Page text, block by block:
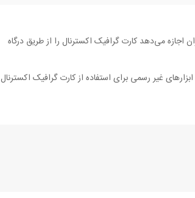
اجازه می‌دهد کارت‌ گرافیک اکسترنال را از طریق درگاه
غیر رسمی برای استفاده از کارت‌ گرافیک اکسترنال